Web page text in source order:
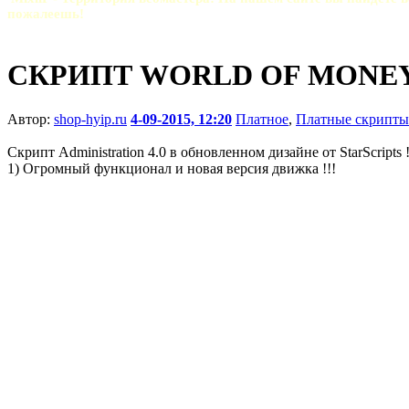
пожалеешь!
СКРИПТ WORLD OF
Автор: shop-hyip.ru 4-09-2015, 12:20 Платное, Платные скрипты
Скрипт Administration 4.0 в обновленном дизайне от StarScripts
1) Огромный функционал и новая версия движка !!!